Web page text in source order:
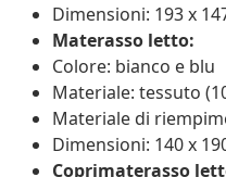
Dimensioni: 193 x
Materasso letto:
Colore: bianco e blu
Materiale: tessuto
Materiale di
Dimensioni: 140 x
Coprimaterasso